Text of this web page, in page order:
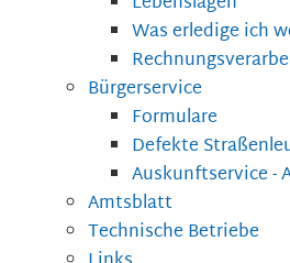
Was erledige ich
Bürgerservice
Formulare
Defekte
Auskunftservice -
Amtsblatt
Technische Betriebe